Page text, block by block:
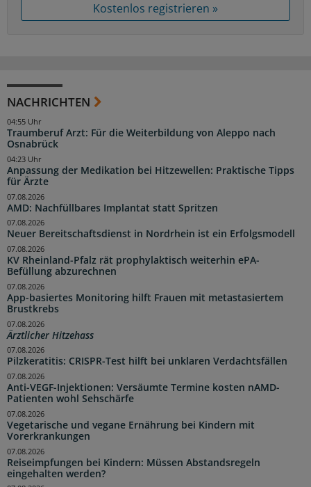
Kostenlos registrieren »
NACHRICHTEN
Traumberuf Arzt: Für die Weiterbildung von Aleppo nach
Osnabrück
04:55 Uhr
Anpassung der Medikation bei Hitzewellen: Praktische Tipps
für Ärzte
04:23 Uhr
AMD: Nachfüllbares Implantat statt Spritzen
07.08.2026
Neuer Bereitschaftsdienst in Nordrhein ist ein Erfolgsmodell
07.08.2026
KV Rheinland-Pfalz rät prophylaktisch weiterhin ePA-
Befüllung abzurechnen
07.08.2026
App-basiertes Monitoring hilft Frauen mit metastasiertem
Brustkrebs
07.08.2026
Ärztlicher Hitzehass
07.08.2026
Pilzkeratitis: CRISPR-Test hilft bei unklaren Verdachtsfällen
07.08.2026
Anti-VEGF-Injektionen: Versäumte Termine kosten nAMD-
Patienten wohl Sehschärfe
07.08.2026
Vegetarische und vegane Ernährung bei Kindern mit
Vorerkrankungen
07.08.2026
Reiseimpfungen bei Kindern: Müssen Abstandsregeln
eingehalten werden?
07.08.2026